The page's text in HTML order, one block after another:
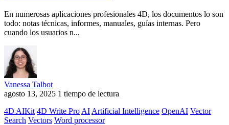
En numerosas aplicaciones profesionales 4D, los documentos lo son
todo: notas técnicas, informes, manuales, guías internas. Pero
cuando los usuarios n...
Vanessa Talbot
agosto 13, 2025 1 tiempo de lectura
4D AIKit 4D Write Pro AI Artificial Intelligence OpenAI Vector
Search Vectors Word processor